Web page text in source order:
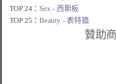
TOP 24： Sex - 西斯板
TOP 25：Beauty - 表特牆
贊助